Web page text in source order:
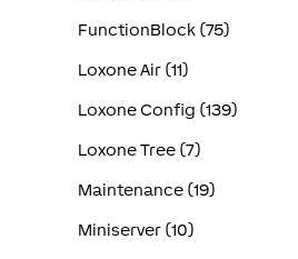
FunctionBlock (75)
Loxone Air (11)
Loxone Config (139)
Loxone Tree (7)
Maintenance (19)
Miniserver (10)